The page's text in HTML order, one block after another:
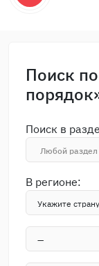
Поиск
Поиск в
В регионе: